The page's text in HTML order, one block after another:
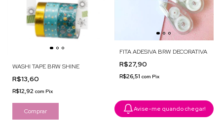
WASHI TAPE BRW SHINE
R$13,60
R$12,92 com Pix
Comprar
FITA ADESIVA BRW DECORATIVA
R$27,90
R$26,51 com Pix
Avise-me quando chegar!